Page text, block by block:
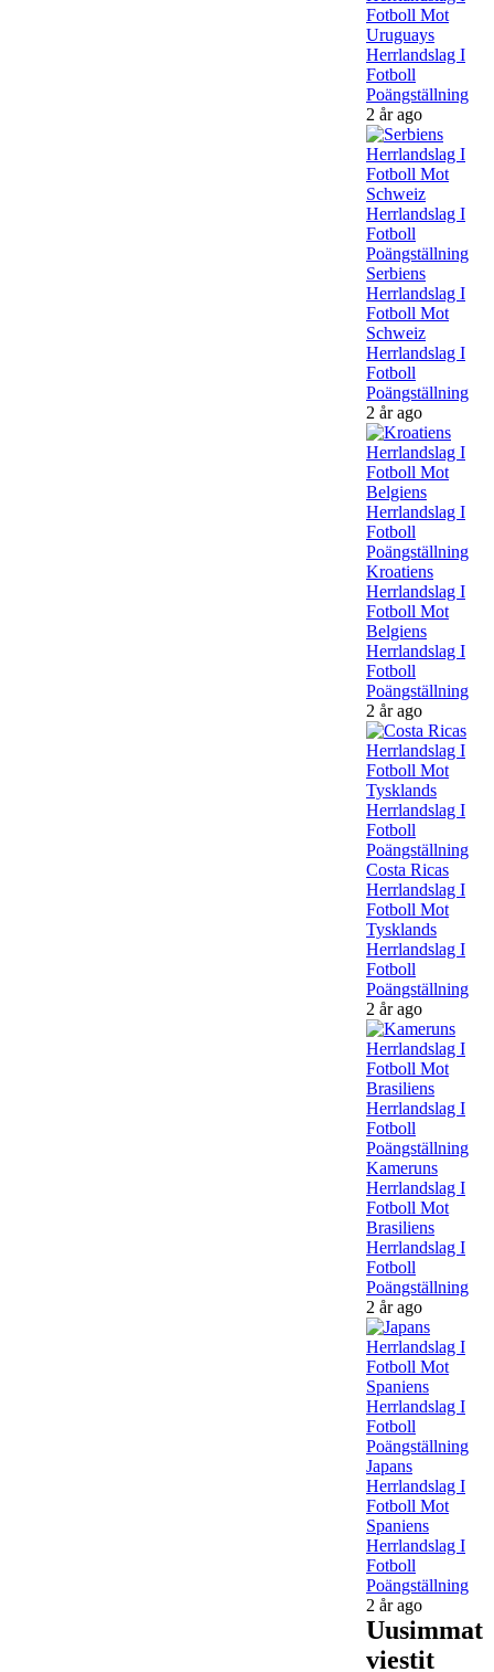
Fotboll Mot
Uruguays
Herrlandslag I
Fotboll
Poängställning
2 år ago
Serbiens
Herrlandslag I
Fotboll Mot
Schweiz
Herrlandslag I
Fotboll
Poängställning
2 år ago
Kroatiens
Herrlandslag I
Fotboll Mot
Belgiens
Herrlandslag I
Fotboll
Poängställning
2 år ago
Costa Ricas
Herrlandslag I
Fotboll Mot
Tysklands
Herrlandslag I
Fotboll
Poängställning
2 år ago
Kameruns
Herrlandslag I
Fotboll Mot
Brasiliens
Herrlandslag I
Fotboll
Poängställning
2 år ago
Japans
Herrlandslag I
Fotboll Mot
Spaniens
Herrlandslag I
Fotboll
Poängställning
2 år ago
Uusimmat
viestit